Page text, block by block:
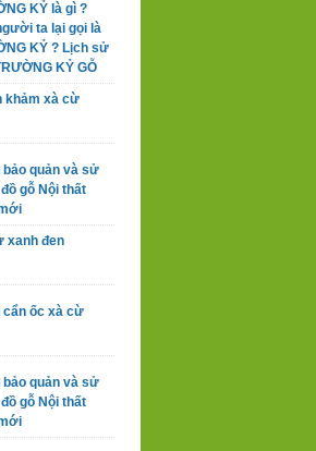
KỶ là gì ?
ta lại gọi là
KỶ ? Lịch sử
KỶ GỖ
khảm xà cừ
bảo quản và sử
gỗ Nội thất
xanh đen
cẩn ốc xà cừ
bảo quản và sử
gỗ Nội thất